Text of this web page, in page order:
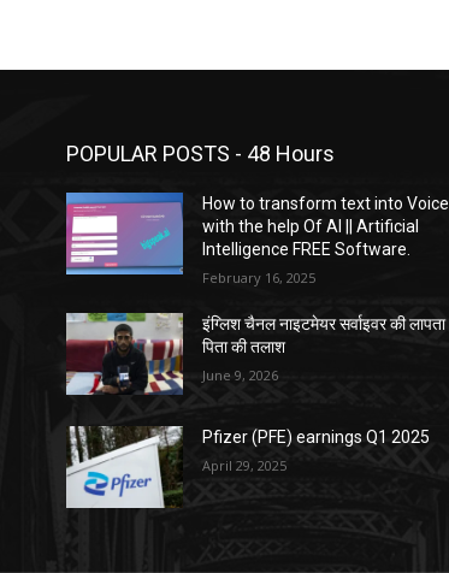
POPULAR POSTS - 48 Hours
How to transform text into Voice
with the help Of AI || Artificial
Intelligence FREE Software.
February 16, 2025
इंग्लिश चैनल नाइटमेयर सर्वाइवर की लापता
पिता की तलाश
June 9, 2026
Pfizer (PFE) earnings Q1 2025
April 29, 2025